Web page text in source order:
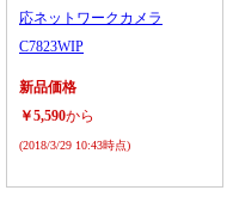
応ネットワークカメラ
C7823WIP
新品価格
￥5,590から
(2018/3/29 10:43時点)